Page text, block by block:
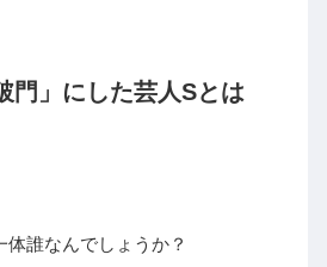
門」にした芸人Sとは
誰なんでしょうか？